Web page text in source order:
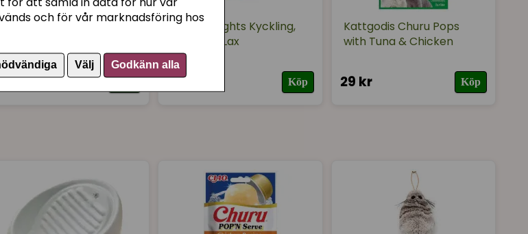
och för vår marknadsföring hos
Välj Godkänn alla
Tuna-Chicken in
kr Köp
Dashi Delights Kyckling,
Tonfisk & Lax
29 kr Köp
Kattgodis Churu Pops
with Tuna & Chicken
29 kr Köp